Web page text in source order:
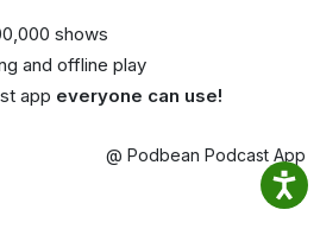
shows
and offline play
app everyone can use!
@ Podbean Podcast App